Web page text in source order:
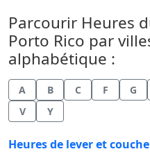
Parcourir Heures
Porto Rico par
alphabétique :
A B C F G
V
Y
Heures de lever et